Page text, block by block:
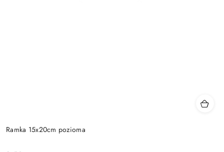
Ramka 15x20cm pozioma